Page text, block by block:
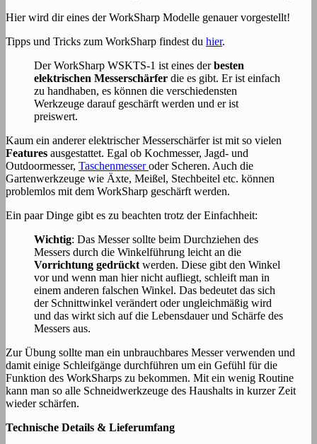
Hier wird dir eines der WorkSharp Modelle genauer vorgestellt!
Tipps und Tricks zum WorkSharp findest du hier.
Der WorkSharp WSKTS-1 ist eines derbesten
elektrischen Messerschärfer die es gibt. Er ist einfach
zu handhaben, es können die verschiedensten
Werkzeuge darauf geschärft werden und er ist
preiswert.
Kaum ein anderer elektrischer Messerschärfer ist mit so vielen
Features ausgestattet. Egal ob Kochmesser, Jagd- und
Outdoormesser, Taschenmesseroder Scheren. Auch die
Gartenwerkzeuge wie Äxte, Meißel, Stechbeitel etc. können
problemlos mit dem WorkSharp geschärft werden.
Ein paar Dinge gibt es zu beachten trotz der Einfachheit:
Wichtig: Das Messer sollte beim Durchziehen des
Messers durch die Winkelführung leicht an die
Vorrichtung gedrückt werden. Diese gibt den Winkel
vor und wenn man hier nicht aufliegt, schleift man in
einem anderen falschen Winkel. Das bedeutet das sich
der Schnittwinkel verändert oder ungleichmäßig wird
und das wirkt sich auf die Lebensdauer und Schärfe des
Messers aus.
Zur Übung sollte man ein unbrauchbares Messer verwenden und
damit einige Schleifgänge durchführen um ein Gefühl für die
Funktion des WorkSharps zu bekommen. Mit ein wenig Routine
kann man so alle Schneidwerkzeuge des Haushalts in kurzer Zeit
wieder schärfen.
Technische Details & Lieferumfang